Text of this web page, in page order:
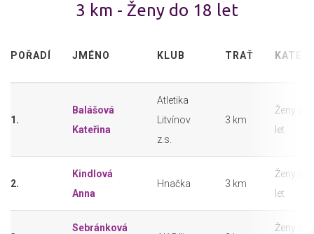
3 km - Ženy do 18 let
POŘADÍ JMÉNO KLUB TRAŤ
1.
Balášová
Kateřina
Atletika
Litvínov
z.s.
3 km
Ženy do
let
2.
Kindlová
Anna
Hnačka 3 km
Ženy do
let
Sebránková
Ženy do